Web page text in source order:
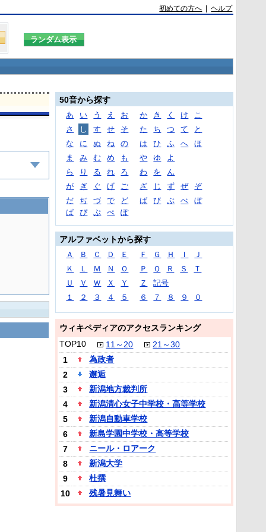
初めての方へ |ヘルプ
50音から探す
あ い う え お か き く け
こ
さ
し す せ そ た ち つ て
と
な
に ぬ ね の は ひ ふ へ
ほ
ま
み む め も や ゆ
よ
ら
り る れ ろ わ を
ん
が
ぎ ぐ げ ご ざ じ ず ぜ
ぞ
だ
ぢ づ で ど ば び ぶ べ
ぼ
ぱ
ぴ ぷ ぺ ぽ
アルファベットから探す
Ａ Ｂ Ｃ Ｄ Ｅ Ｆ Ｇ Ｈ Ｉ
Ｊ
Ｋ
Ｌ Ｍ Ｎ Ｏ Ｐ Ｑ Ｒ Ｓ
Ｔ
Ｕ
Ｖ Ｗ Ｘ Ｙ Ｚ
記号
１
２ ３ ４ ５ ６ ７ ８ ９ ０
ウィキペディアのアクセスランキング
TOP10
11～20
21～30
1
為政者
2
邂逅
3
新潟地方裁判所
4
新潟清心女子中学校・高等学校
5
新潟自動車学校
6
新島学園中学校・高等学校
7
ニール・ロアーク
8
新潟大学
9
杜撰
10
残暑見舞い